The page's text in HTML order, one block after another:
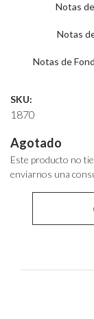
Notas
Notas
Notas de
SKU:
1870
Agotado
Este producto no
enviarnos una